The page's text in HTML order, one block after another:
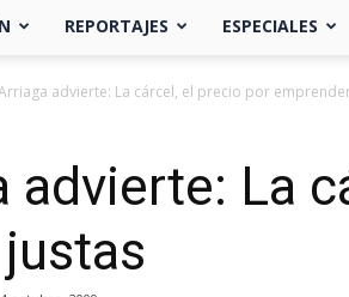
REPORTAJES ESPECIALES
advierte: La cárcel, el precio por
advierte: La